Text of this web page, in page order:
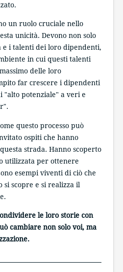
un ruolo cruciale nello
unicità. Devono non solo
e i talenti dei loro dipendenti,
in cui questi talenti
delle loro
far crescere i dipendenti
"alto potenziale" a veri e
questo processo può
ospiti che hanno
strada. Hanno scoperto
utilizzata per ottenere
esempi viventi di ciò che
si scopre e si realizza il
le loro storie con
cambiare non solo voi, ma